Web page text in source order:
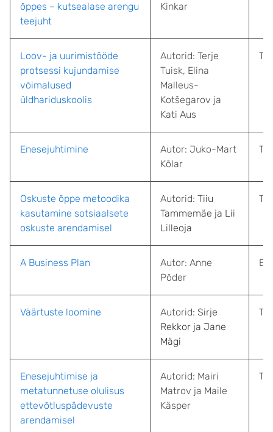
õppes – kutsealase arengu
teejuht
Kinkar
Loov- ja uurimistööde
protsessi kujundamise
võimalused
üldhariduskoolis
Autorid: Terje
Tuisk, Elina
Malleus-
Kotšegarov ja
Kati Aus
Enesejuhtimine Autor: Juko-Mart
Kõlar
Oskuste õppe metoodika
kasutamine sotsiaalsete
oskuste arendamisel
Autorid: Tiiu
Tammemäe ja Lii
Lilleoja
A Business Plan
Autor: Anne
Põder
Väärtuste loomine Autorid: Sirje
Rekkor ja Jane
Mägi
Enesejuhtimise ja
metatunnetuse olulisus
ettevõtluspädevuste
arendamisel
Autorid: Mairi
Matrov ja Maile
Käsper